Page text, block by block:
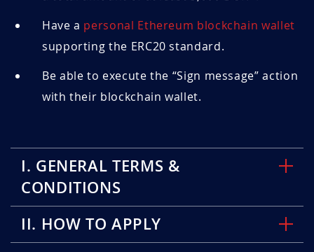
Have a personal Ethereum blockchain wallet
supporting the ERC20 standard.
Be able to execute the “Sign message” action
with their blockchain wallet.
I. GENERAL TERMS &
CONDITIONS
II. HOW TO APPLY